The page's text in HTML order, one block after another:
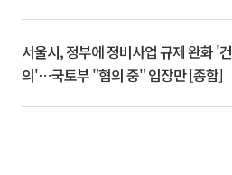
서울시, 정부에 정비사업 규제 완화 '건
의'⋯국토부 "협의 중" 입장만 [종합]